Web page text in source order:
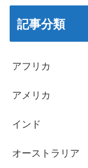
記事分類
アフリカ
アメリカ
インド
オーストラリア